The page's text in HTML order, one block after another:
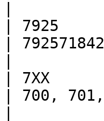
| 7925
|
| 7ХХ
| 700,